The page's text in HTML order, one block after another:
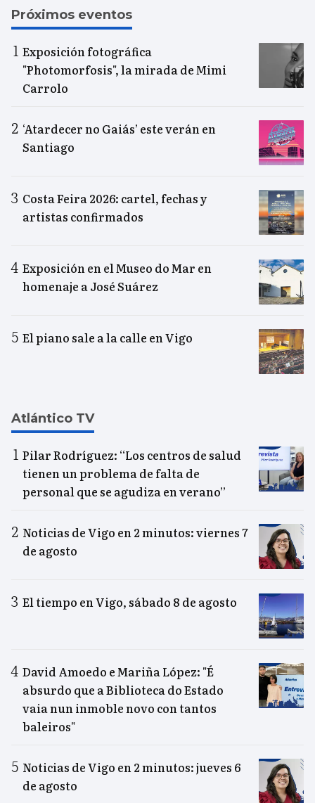
Próximos eventos
Exposición fotográfica
"Photomorfosis", la mirada de Mimi
Carrolo
‘Atardecer no Gaiás’ este verán en
Santiago
Costa Feira 2026: cartel, fechas y
artistas confirmados
Exposición en el Museo do Mar en
homenaje a José Suárez
El piano sale a la calle en Vigo
Atlántico TV
Pilar Rodríguez: “Los centros de salud
tienen un problema de falta de
personal que se agudiza en verano”
Noticias de Vigo en 2 minutos: viernes 7
de agosto
El tiempo en Vigo, sábado 8 de agosto
David Amoedo e Mariña López: "É
absurdo que a Biblioteca do Estado
vaia nun inmoble novo con tantos
baleiros"
Noticias de Vigo en 2 minutos: jueves 6
de agosto